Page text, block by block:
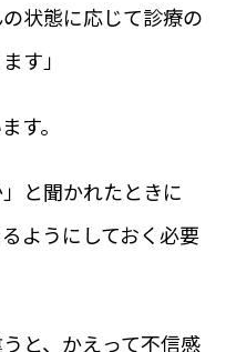
状態に応じて診療の
す」
す。
と聞かれたときに
ようにしておく必要
と、かえって不信感